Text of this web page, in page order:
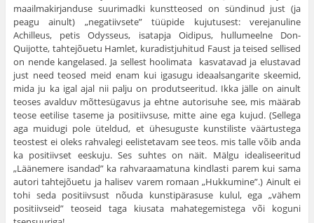
maailmakirjanduse suurimadki kunstteosed on sündinud just (ja
peagu ainult) „negatiivsete” tüüpide kujutusest: verejanuline
Achilleus, petis Odysseus, isatapja Oidipus, hullumeelne Don-
Quijotte, tahtejõuetu Hamlet, kuradistjuhitud Faust ja teised sellised
on nende kangelased. Ja sellest hoolimata kas­vatavad ja elustavad
just need teosed meid enam kui igasugu ideaalsangarite skeemid,
mida ju ka igal ajal nii palju on produtseeritud. Ikka jälle on ainult
teoses avalduv mõttesügavus ja ehtne autorisuhe see, mis määrab
teose eetilise taseme ja positiivsuse, mitte aine ega kujud. (Sellega
aga muidugi pole üteldud, et ühesuguste kuns­tiliste väärtustega
teostest ei oleks rahvalegi eelistetavam see teos. mis talle võib anda
ka positiivset eeskuju. Ses suhtes on näit. Mälgu idealiseeritud
„Läänemere isandad” ka rahvaraamatuna kindlasti parem kui sama
autori tahtejõuetu ja halisev varem romaan „Hukkumine”.) Ainult ei
tohi seda positiivsust nõuda kunstipärasuse kulul, ega „vähem
positiivseid” teoseid taga kiusata mahategemis­tega või koguni